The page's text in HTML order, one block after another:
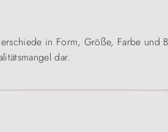
in Form, Größe, Farbe und
dar.